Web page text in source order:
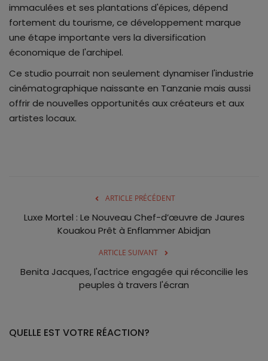
immaculées et ses plantations d'épices, dépend
fortement du tourisme, ce développement marque
une étape importante vers la diversification
économique de l'archipel.
Ce studio pourrait non seulement dynamiser l'industrie
cinématographique naissante en Tanzanie mais aussi
offrir de nouvelles opportunités aux créateurs et aux
artistes locaux.
ARTICLE PRÉCÉDENT
Luxe Mortel : Le Nouveau Chef-d’œuvre de Jaures
Kouakou Prêt à Enflammer Abidjan
ARTICLE SUIVANT
Benita Jacques, l'actrice engagée qui réconcilie les
peuples à travers l'écran
QUELLE EST VOTRE RÉACTION?